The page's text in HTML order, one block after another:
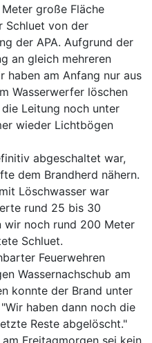
große Fläche
Schluet von der
der APA. Aufgrund der
an gleich mehreren
haben am Anfang nur aus
Wasserwerfer löschen
Leitung noch unter
wieder Lichtbögen
abgeschaltet war,
dem Brandherd nähern.
Löschwasser war
rund 25 bis 30
wir noch rund 200 Meter
Schluet.
Feuerwehren
Wassernachschub am
konnte der Brand unter
haben dann noch die
Reste abgelöscht."
Freitagmorgen sei kein